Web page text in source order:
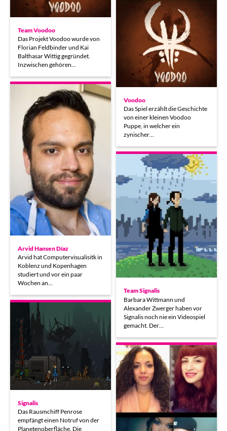
Team Voodoo
Das Projekt Voodoo wurde von
Florian Feldbinder und Kai
Balthasar Wittig gegründet.
Inzwischen gehören…
Voodoo
Das Spiel erzählt die Geschichte
von einer kleinen Voodoo
Puppe, in welcher ein
zynischer…
Arvid Hansen Díaz
Arvid hat Computervisualisitk in
Koblenz und Kopenhagen
studiert und vor ein paar
Wochen an…
Team Signalis
Barbara Wittmann und
Alexander Zwerger haben vor
Signalis noch nie ein Videospiel
gemacht. Der…
Signalis
Das Rausmchiff Penrose
empfängt einen Notruf von der
Planetenoberfläche. Die